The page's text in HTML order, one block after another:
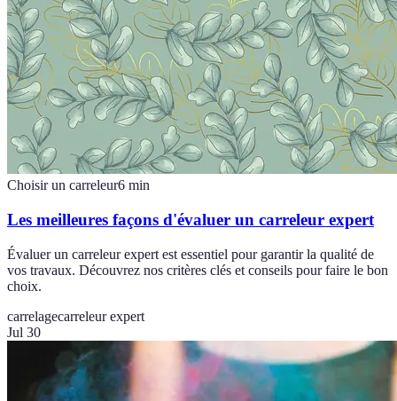
Choisir un carreleur6 min
Les meilleures façons d'évaluer un carreleur expert
Évaluer un carreleur expert est essentiel pour garantir la qualité de
vos travaux. Découvrez nos critères clés et conseils pour faire le bon
choix.
carrelagecarreleur expert
Jul 30